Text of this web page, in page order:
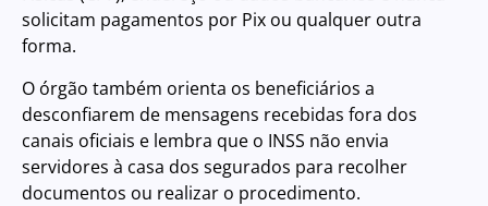
solicitam pagamentos por Pix ou qualquer outra
forma.
O órgão também orienta os beneficiários a
desconfiarem de mensagens recebidas fora dos
canais oficiais e lembra que o INSS não envia
servidores à casa dos segurados para recolher
documentos ou realizar o procedimento.